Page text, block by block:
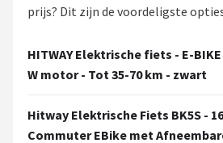
Alle merken →
prijs? Dit zijn de voordeligste
HITWAY Elektrische fiets - E-BIKE
W motor - Tot 35-70 km - zwart
Hitway Elektrische Fiets BK5S -
Commuter EBike met